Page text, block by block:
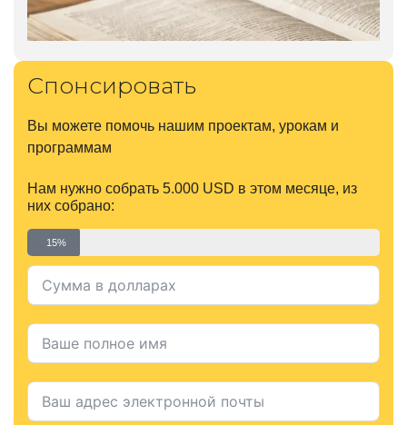
Спонсировать
Вы можете помочь нашим проектам, урокам и
программам
Нам нужно собрать 5.000 USD в этом месяце, из
них собрано:
15%